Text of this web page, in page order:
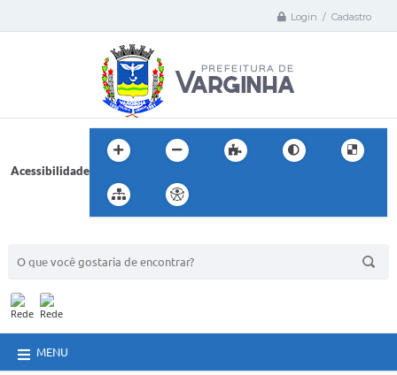
Login / Cadastro
Acessibilidade
MENU